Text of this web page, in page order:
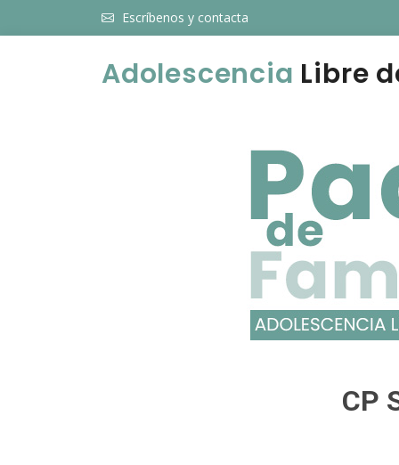
Escríbenos y contacta
Adolescencia Libre
CP